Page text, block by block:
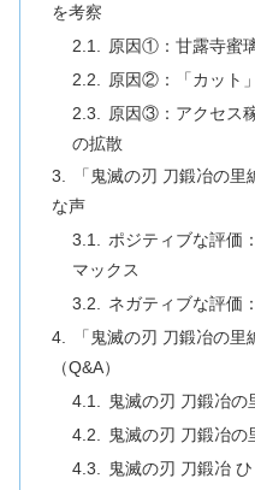
を考察
原因①：甘露寺蜜
原因②：「カット
原因③：アクセス
の拡散
「鬼滅の刃 刀鍛冶の
な声
ポジティブな評価
マックス
ネガティブな評価
「鬼滅の刃 刀鍛冶の
（Q&A）
鬼滅の刃 刀鍛冶の
鬼滅の刃 刀鍛冶の
鬼滅の刃 刀鍛冶